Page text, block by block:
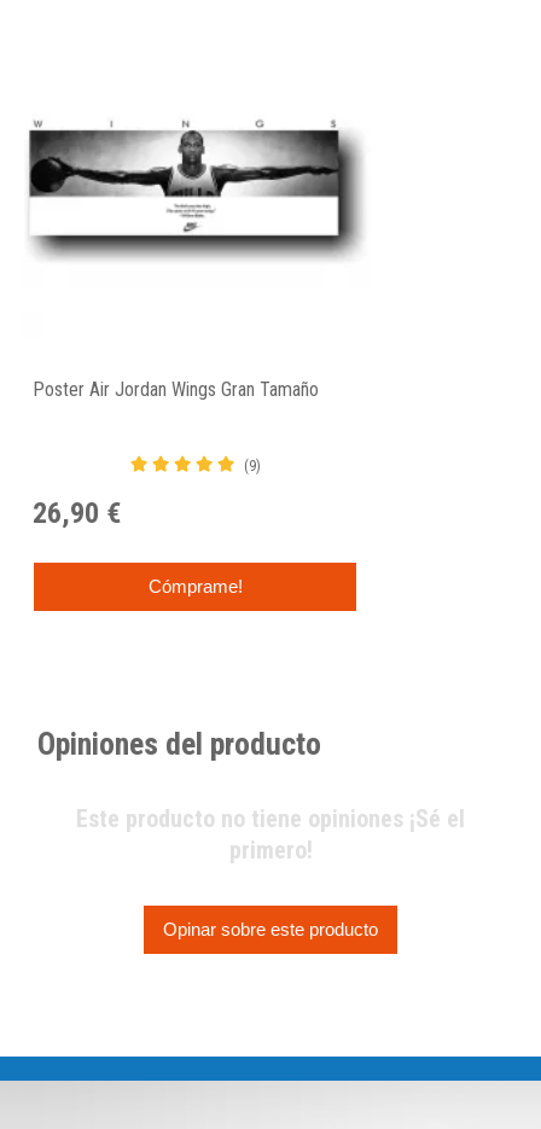
Poster Air Jordan Wings Gran Tamaño
(9)
26,90 €
Cómprame!
Opiniones del producto
Este producto no tiene opiniones ¡Sé el
primero!
Opinar sobre este producto